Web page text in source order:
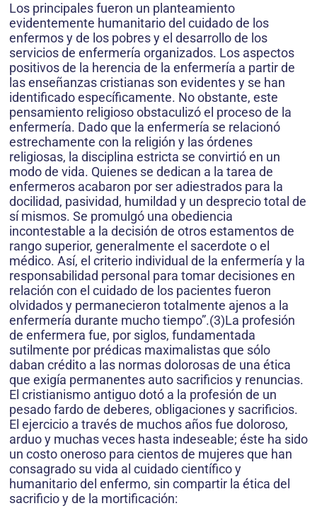
Los principales fueron un planteamiento
evidentemente humanitario del cuidado de los
enfermos y de los pobres y el desarrollo de los
servicios de enfermería organizados. Los aspectos
positivos de la herencia de la enfermería a partir de
las enseñanzas cristianas son evidentes y se han
identificado específicamente. No obstante, este
pensamiento religioso obstaculizó el proceso de la
enfermería. Dado que la enfermería se relacionó
estrechamente con la religión y las órdenes
religiosas, la disciplina estricta se convirtió en un
modo de vida. Quienes se dedican a la tarea de
enfermeros acabaron por ser adiestrados para la
docilidad, pasividad, humildad y un desprecio total de
sí mismos. Se promulgó una obediencia
incontestable a la decisión de otros estamentos de
rango superior, generalmente el sacerdote o el
médico. Así, el criterio individual de la enfermería y la
responsabilidad personal para tomar decisiones en
relación con el cuidado de los pacientes fueron
olvidados y permanecieron totalmente ajenos a la
enfermería durante mucho tiempo”.(3)La profesión
de enfermera fue, por siglos, fundamentada
sutilmente por prédicas maximalistas que sólo
daban crédito a las normas dolorosas de una ética
que exigía permanentes auto sacrificios y renuncias.
El cristianismo antiguo dotó a la profesión de un
pesado fardo de deberes, obligaciones y sacrificios.
El ejercicio a través de muchos años fue doloroso,
arduo y muchas veces hasta indeseable; éste ha sido
un costo oneroso para cientos de mujeres que han
consagrado su vida al cuidado científico y
humanitario del enfermo, sin compartir la ética del
sacrificio y de la mortificación: